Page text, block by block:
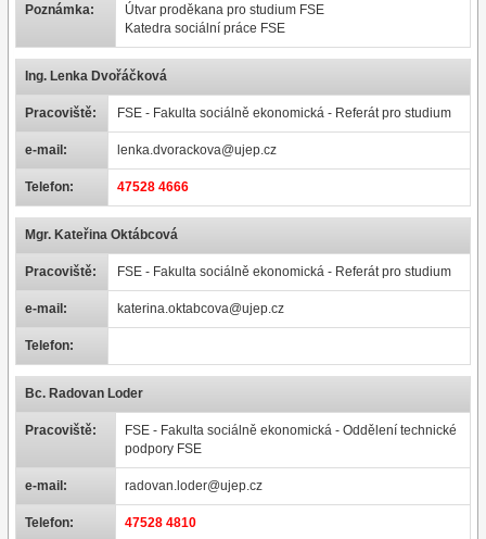
Poznámka:
Útvar proděkana pro studium FSE
Katedra sociální práce FSE
Ing. Lenka Dvořáčková
Pracoviště: FSE - Fakulta sociálně ekonomická - Referát pro studium
e-mail: lenka.dvorackova@ujep.cz
Telefon: 47528 4666
Mgr. Kateřina Oktábcová
Pracoviště: FSE - Fakulta sociálně ekonomická - Referát pro studium
e-mail: katerina.oktabcova@ujep.cz
Telefon:
Bc. Radovan Loder
Pracoviště:
FSE - Fakulta sociálně ekonomická - Oddělení technické
podpory FSE
e-mail: radovan.loder@ujep.cz
Telefon: 47528 4810